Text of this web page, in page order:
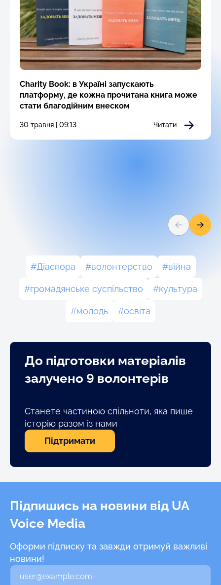
Charity Book: в Україні запускають
платформу, де кожна прочитана книга може
стати благодійним внеском
30 травня | 09:13 Читати
Діаспора волонтерство війна
громадянське суспільство культура
молодь освіта
До підготовки матеріалів
залучено 9 волонтерів
Станете частиною спільноти, яка пише
історію разом із нами
Підтримати
Підпишись на новини від UA
Voice Media
Оформи підписку та завжди отримуй важливі
новини!
В